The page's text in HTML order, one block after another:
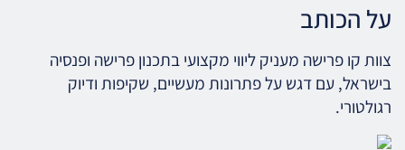
על הכותב
צוות קו פרישה מעניק ליווי מקצועי בתכנון פרישה ופנסיה
בישראל, עם דגש על פתרונות מעשיים, שקיפות ודיוק
רגולטורי.